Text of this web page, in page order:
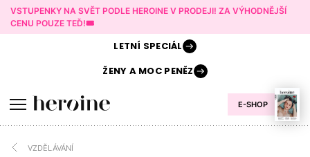
VSTUPENKY NA SVĚT PODLE HEROINE V PRODEJI! ZA VÝHODNĚJŠÍ
CENU POUZE TEĎ!🎟️
E-SHOP
LETNÍ SPECIÁL
ŽENY AMOC PENĚZ
VZDĚLÁVÁNÍ